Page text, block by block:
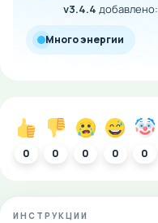
v3.4.4 добавлено:
Много энергии
0 0 0 0 0
ИНСТРУКЦИИ